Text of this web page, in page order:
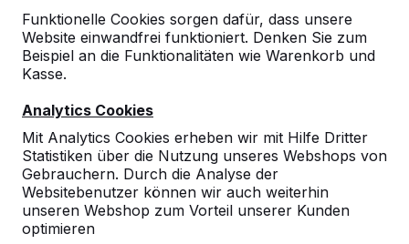
Funktionelle Cookies sorgen dafür, dass unsere
Website einwandfrei funktioniert. Denken Sie zum
Beispiel an die Funktionalitäten wie Warenkorb und
Kasse.
Analytics Cookies
Mit Analytics Cookies erheben wir mit Hilfe Dritter
Statistiken über die Nutzung unseres Webshops von
Gebrauchern. Durch die Analyse der
Websitebenutzer können wir auch weiterhin
unseren Webshop zum Vorteil unserer Kunden
optimieren
Ansprechpartner. Aktuell gelieferte Produkte:
Schachtische für den Bürgerpark und TT-
Platten für den Schulhof des Gymnasiums.
Farbe und Form der TT-Platten begeistern.
Durch das "Netz" (statt eines Kreuzes), ist ein
2-er Match auch an den Rundlaufplatten sehr